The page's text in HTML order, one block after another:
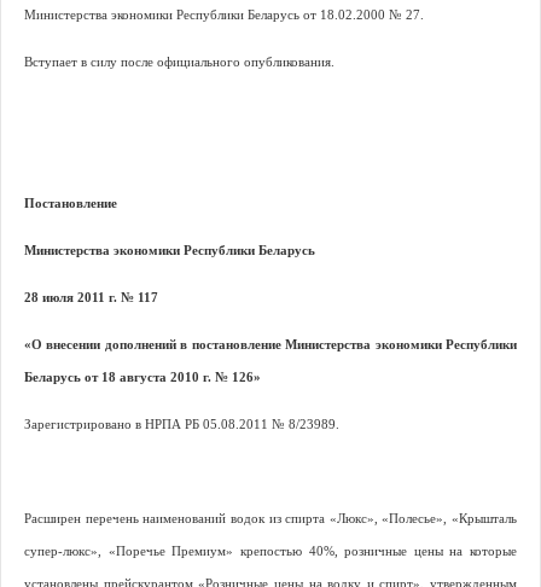
Министерства экономики Республики Беларусь от 18.02.2000 № 27.
Вступает в силу после официального опубликования.
Постановление
Министерства экономики Республики Беларусь
28 июля 2011 г. № 117
«О внесении дополнений в постановление Министерства экономики Республики
Беларусь от 18 августа 2010 г. № 126»
Зарегистрировано в НРПА РБ 05.08.2011 № 8/23989.
Расширен перечень наименований водок из спирта «Люкс», «Полесье», «Крышталь
супер-люкс», «Поречье Премиум» крепостью 40%, розничные цены на которые
установлены прейскурантом «Розничные цены на водку и спирт», утвержденным